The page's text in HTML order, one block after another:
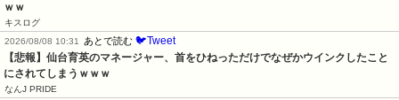
ｗｗ
キスログ
2026/08/08 10:31 あとで読む 🐦Tweet
【悲報】仙台育英のマネージャー、首をひねっただけでなぜかウインクしたこと
にされてしまうｗｗｗ
なんJ PRIDE